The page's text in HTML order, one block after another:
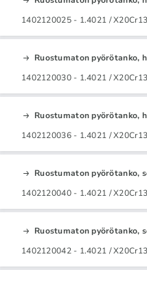
1402120025 - 1.4021 /
Ruostumaton pyörötanko,
1402120030 - 1.4021 /
Ruostumaton pyörötanko,
1402120036 - 1.4021 /
Ruostumaton pyörötanko,
1402120040 - 1.4021 /
Ruostumaton pyörötanko,
1402120042 - 1.4021 /